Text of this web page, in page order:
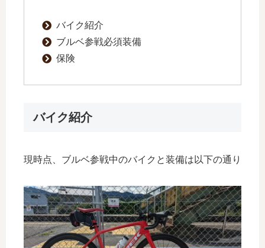
バイク紹介
ブルベ参戦必須装備
保険
バイク紹介
現時点、ブルベ参戦中のバイクと装備は以下の通り